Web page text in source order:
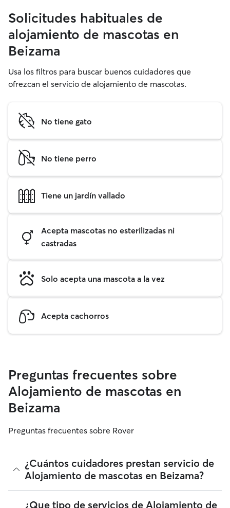
Solicitudes habituales de
alojamiento de mascotas en
Beizama
Usa los filtros para buscar buenos cuidadores que
ofrezcan el servicio de alojamiento de mascotas.
No tiene gato
No tiene perro
Tiene un jardín vallado
Acepta mascotas no esterilizadas ni
castradas
Solo acepta una mascota a la vez
Acepta cachorros
Preguntas frecuentes sobre
Alojamiento de mascotas en
Beizama
Preguntas frecuentes sobre Rover
¿Cuántos cuidadores prestan servicio de
Alojamiento de mascotas en Beizama?
A fecha de agosto 2026, 81 cuidadores ha prestado
¿Que tipo de servicios de Alojamiento de